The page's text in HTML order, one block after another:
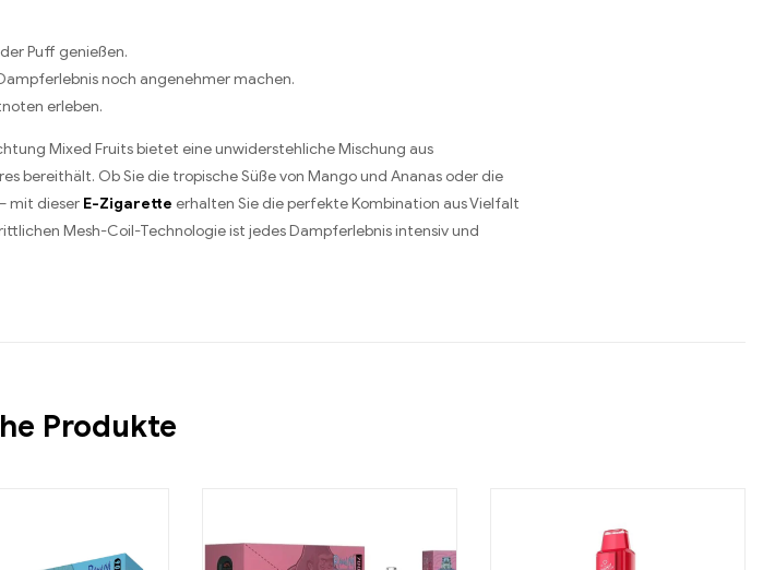
Puff genießen.
noch angenehmer machen.
erleben.
Mixed Fruits bietet eine unwiderstehliche Mischung aus
bereithält. Ob Sie die tropische Süße von Mango und Ananas oder die
mit dieser E-Zigarette erhalten Sie die perfekte Kombination aus Vielfalt
Mesh-Coil-Technologie ist jedes Dampferlebnis intensiv und
Produkte